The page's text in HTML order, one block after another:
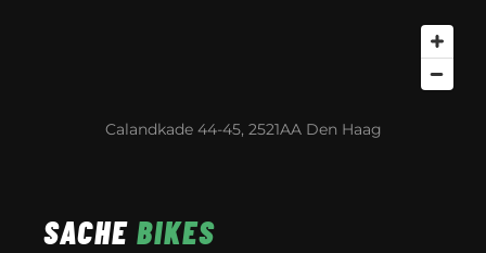
Calandkade 44-45, 2521AA Den Haag
SACHE BIKES